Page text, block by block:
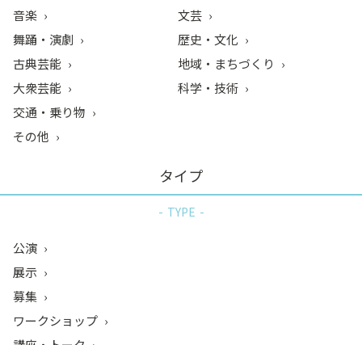
音楽
舞踊・演劇
古典芸能
大衆芸能
文芸
歴史・文化
地域・まちづくり
科学・技術
交通・乗り物
その他
タイプ
TYPE
公演
展示
募集
ワークショップ